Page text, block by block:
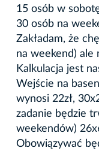
15 osób w
30 osób na
Zakładam, że
na weekend) ale
Kalkulacja jest
Wejście na
wynosi 22zł,
zadanie będzie
weekendów)
Obowiązywać